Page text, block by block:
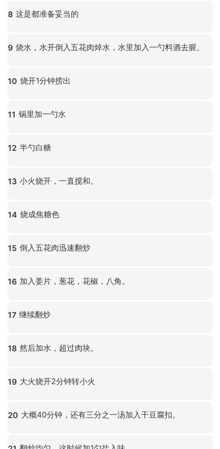
8 这是都准备妥当的
9 烧水，水开倒入五花肉焯水，水里加入一勺料酒去腥。
10 烧开1分钟捞出
11 锅里加一勺水
12 半勺白糖
13 小火烧开，一直搅和。
14 烧成焦糖色
15 倒入五花肉迅速翻炒
16 加入姜片，葱花，花椒，八角。
17 继续翻炒
18 然后加水，超过肉块。
19 大火烧开2分钟转小火
20 大概40分钟，还有三分之一汤加入干豆腐扣。